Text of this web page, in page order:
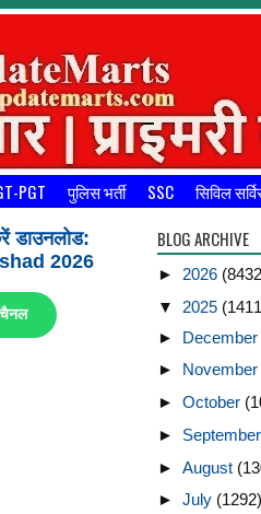
PGT पुलिस भर्ती SSC सिविल
डाउनलोड:
2026
BLOG ARCHIVE
► 2026
▼ 2025
► December
► November
► October
► September
► August
► July (1292)